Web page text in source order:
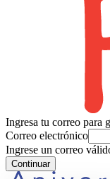
Ingresa tu correo para
Correo electrónico
Ingrese un correo
Continuar